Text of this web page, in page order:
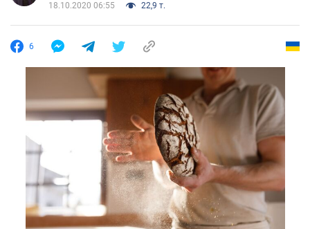
18.10.2020 06:55 22,9 т.
6